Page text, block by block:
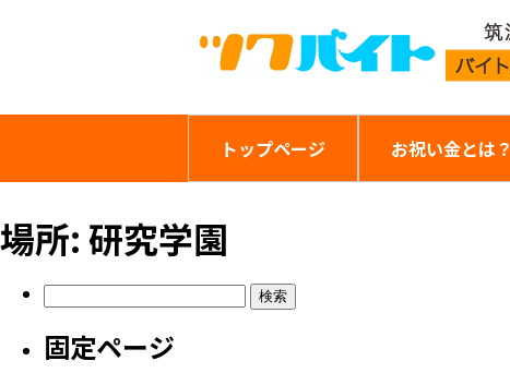
トップページ お祝い金とは？
場所:研究学園
検
固定ページ